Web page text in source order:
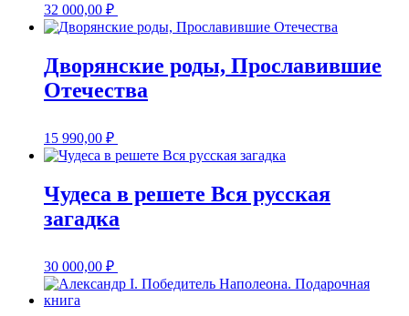
32 000,00 ₽
Дворянские роды, Прославившие
Отечества
15 990,00 ₽
Чудеса в решете Вся русская
загадка
30 000,00 ₽